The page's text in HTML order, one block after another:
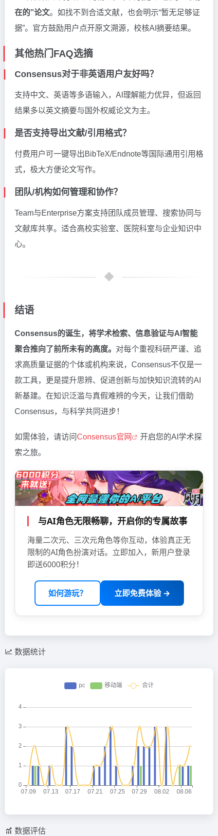
在的”论文。如找不到合适文献，也会明示“暂无足够证
据”。官方鼓励用户点开原文溯源，校核AI摘要结果。
其他热门FAQ选摘
Consensus对于非英语用户友好吗？
支持中文、英语等多语输入，AI理解能力优异，但返回
结果多以英文摘要与国外权威论文为主。
是否支持导出文献/引用格式？
付费用户可一键导出BibTeX/Endnote等国际通用引用格
式，极大方便论文写作。
团队/机构如何管理和协作？
Team与Enterprise方案支持团队成员管理、搜索协同与
文献库共享。适合高校实验室、医院科室与企业知识中
心。
结语
Consensus的诞生，将学术检索、信息验证与AI智能
聚合推向了前所未有的高度。 对每个重视科研严谨、追
求高质量证据的个体或机构来说，Consensus不仅是一
款工具，更是提升思辨、促进创新与加快知识流转的AI
新基建。在知识泛滥与真假难辨的今天，让我们借助
Consensus，与科学共同进步！
如需体验，请访问Consensus官网
开启您的AI学术探
索之旅。
与AI角色无限畅聊，开启你的专属故事
海量二次元、三次元角色等你互动，体验真正无
限制的AI角色扮演对话。立即加入，新用户登录
即送6000积分！
如何游玩？ 立即免费体验 →
数据统计
数据评估